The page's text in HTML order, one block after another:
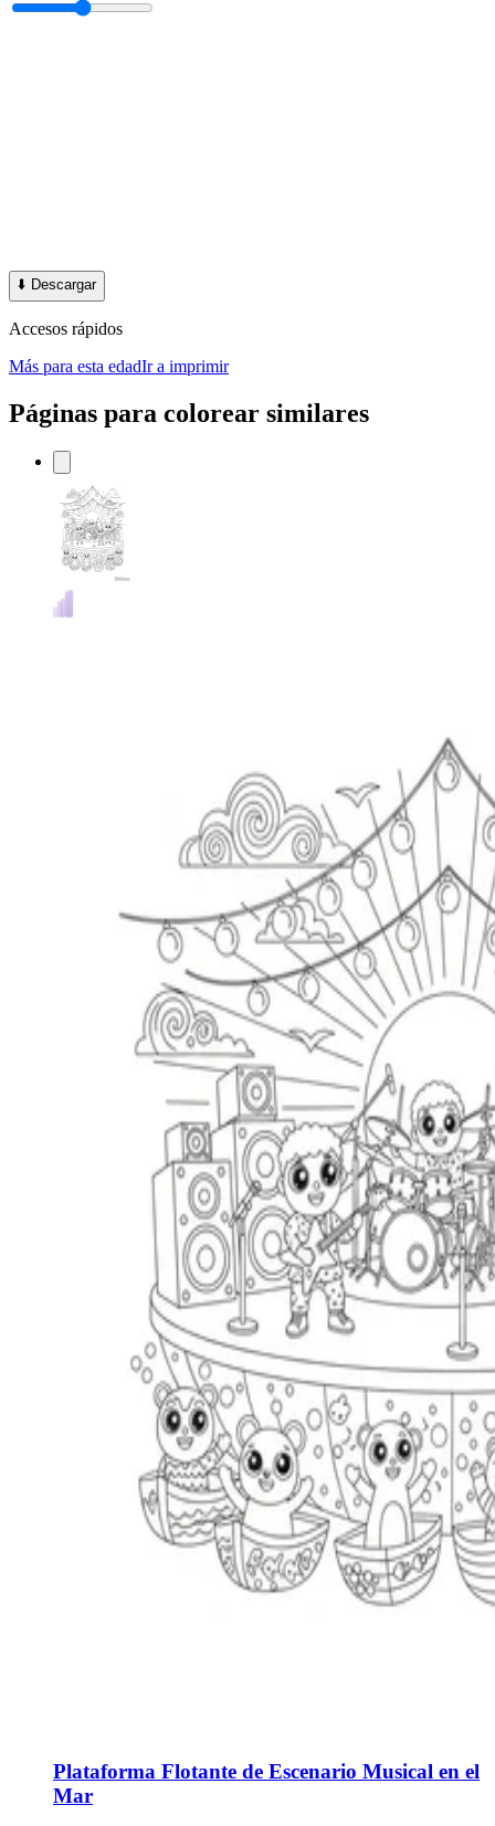
⬇️ Descargar
Accesos rápidos
Más para esta edadIr a imprimir
Páginas para colorear similares
Plataforma Flotante de Escenario Musical en el
Mar